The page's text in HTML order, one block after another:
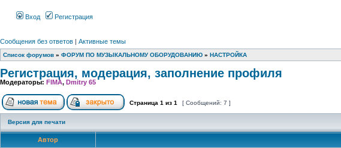
Вход Регистрация
Сообщения без ответов | Активные темы
Список форумов » ФОРУМ ПО МУЗЫКАЛЬНОМУ ОБОРУДОВАНИЮ » НАСТРОЙКА
Регистрация, модерация, заполнение профиля
Модераторы: FIMA, Dmitry 65
Страница 1 из 1 [ Сообщений: 7 ]
Версия для печати
Автор